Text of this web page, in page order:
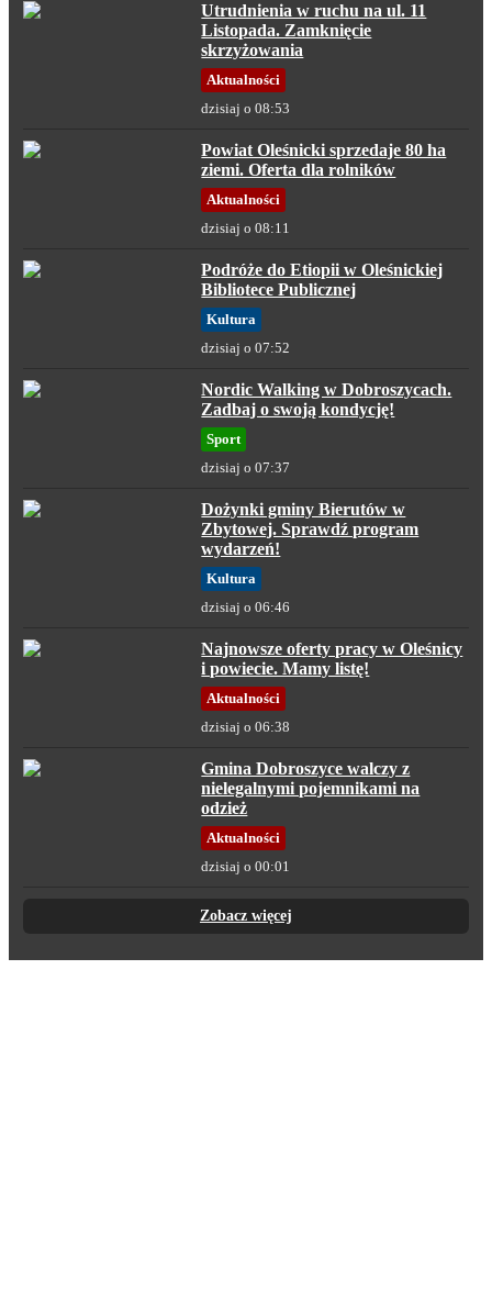
Utrudnienia w ruchu na ul. 11
Listopada. Zamknięcie
skrzyżowania
Aktualności
dzisiaj o 08:53
Powiat Oleśnicki sprzedaje 80 ha
ziemi. Oferta dla rolników
Aktualności
dzisiaj o 08:11
Podróże do Etiopii w Oleśnickiej
Bibliotece Publicznej
Kultura
dzisiaj o 07:52
Nordic Walking w Dobroszycach.
Zadbaj o swoją kondycję!
Sport
dzisiaj o 07:37
Dożynki gminy Bierutów w
Zbytowej. Sprawdź program
wydarzeń!
Kultura
dzisiaj o 06:46
Najnowsze oferty pracy w Oleśnicy
i powiecie. Mamy listę!
Aktualności
dzisiaj o 06:38
Gmina Dobroszyce walczy z
nielegalnymi pojemnikami na
odzież
Aktualności
dzisiaj o 00:01
Zobacz więcej